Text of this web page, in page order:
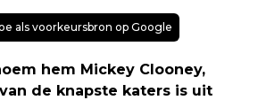
als voorkeursbron op Google
hem Mickey Clooney,
de knapste katers is uit